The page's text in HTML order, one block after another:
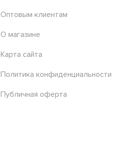
Оптовым клиентам
О магазине
Карта сайта
Политика конфиденциальности
Публичная оферта